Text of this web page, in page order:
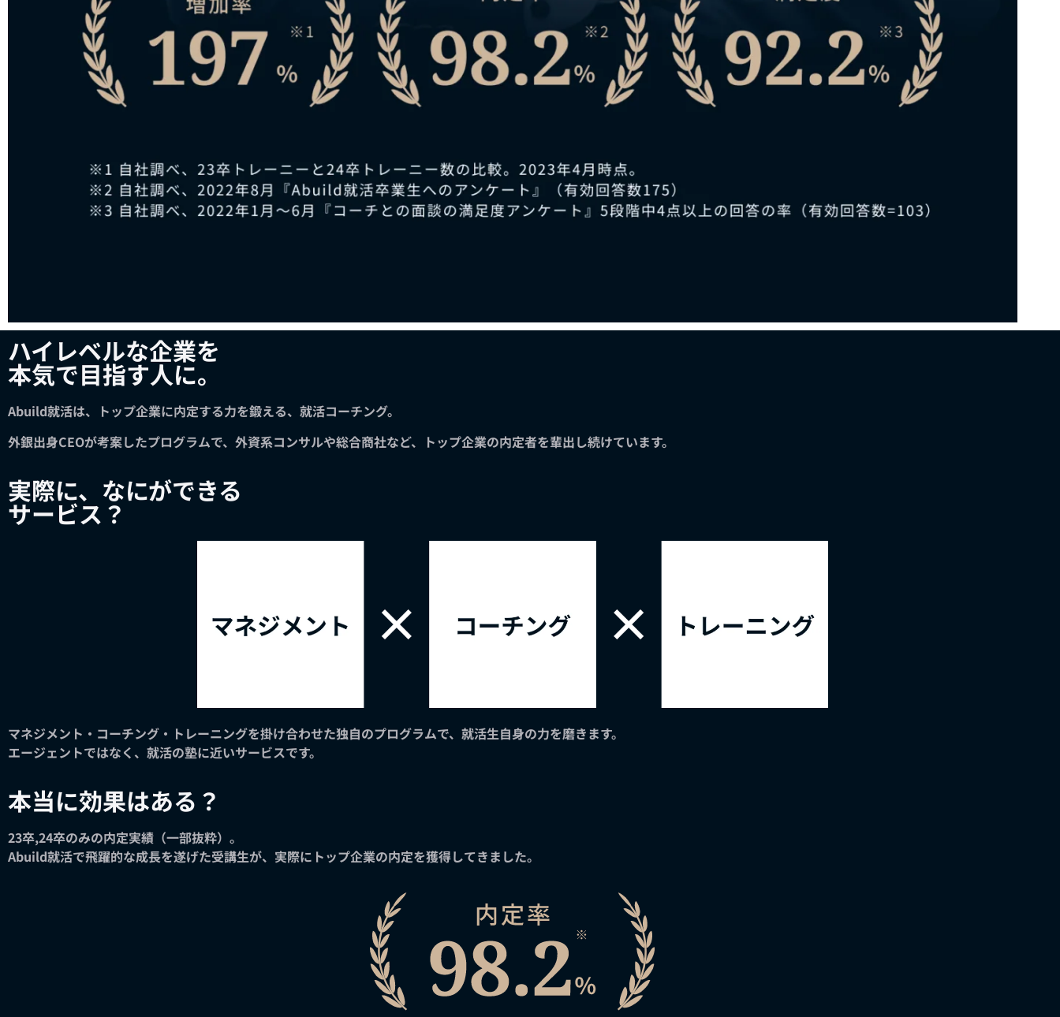
ハイレベルな企業を
本気で目指す人に。
Abuild就活は、トップ企業に内定する力を鍛える、就活コーチング。
外銀出身CEOが考案したプログラムで、外資系コンサルや総合商社など、トップ企業の内定者を輩出し続けています。
実際に、なにができる
サービス？
マネジメント・コーチング・トレーニングを掛け合わせた独自のプログラムで、就活生自身の力を磨きます。
エージェントではなく、就活の塾に近いサービスです。
本当に効果はある？
23卒,24卒のみの内定実績（一部抜粋）。
Abuild就活で飛躍的な成長を遂げた受講生が、実際にトップ企業の内定を獲得してきました。